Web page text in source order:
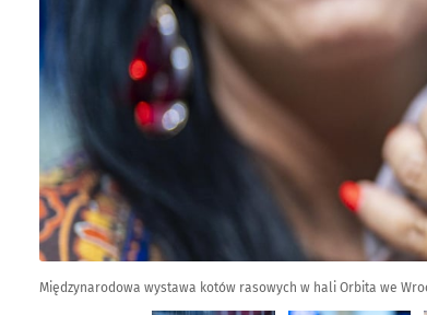
Międzynarodowa wystawa kotów rasowych w hali Orbita we